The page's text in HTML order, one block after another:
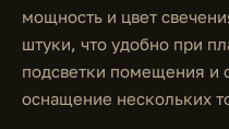
мощность и цвет
штуки, что удобно при
подсветки помещения и
оснащение нескольких